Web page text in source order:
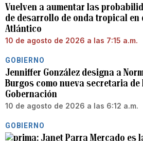
Vuelven a aumentar las
de desarrollo de onda tropical en
Atlántico
10 de agosto de 2026 a las 7:15 a.m.
GOBIERNO
Jenniffer González designa a
Burgos como nueva secretaria de
Gobernación
10 de agosto de 2026 a las 6:12 a.m.
GOBIERNO
Janet Parra Mercado es